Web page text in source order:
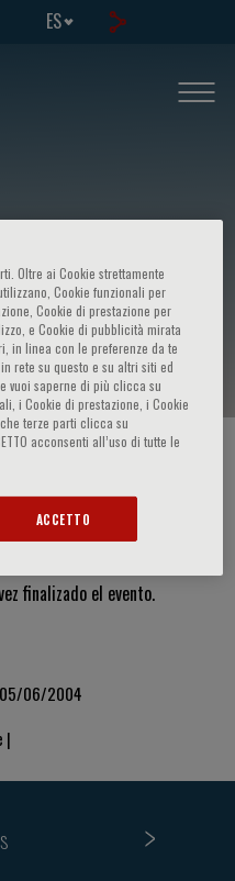
ES
e malattia
recenti
finalizado el evento.
06/2004
|
Oltre ai Cookie strettamente
Cookie funzionali per
Cookie di prestazione per
e Cookie di pubblicità mirata
in linea con le preferenze da te
rete su questo e su altri siti ed
vuoi saperne di più clicca su
i Cookie di prestazione, i Cookie
terze parti clicca su
acconsenti all’uso di tutte le
ACCETTO